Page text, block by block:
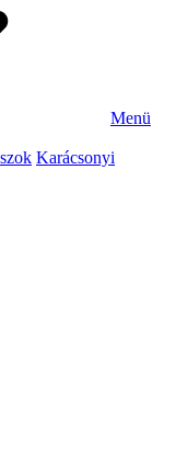
Menü
Karácsonyi